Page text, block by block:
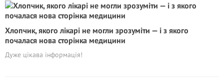
Хлопчик, якого лікарі не могли зрозуміти — і з якого
почалася нова сторінка медицини
Дуже цікава інформація!